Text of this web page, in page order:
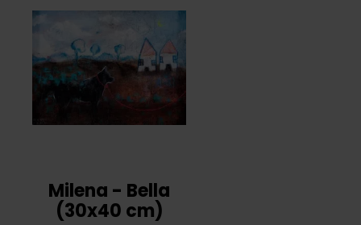
Milena - Bella
(30x40 cm)